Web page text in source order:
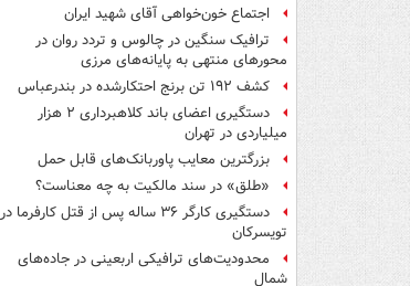
اجتماع خون‌خواهی آقای شهید ایران
ترافیک سنگین در چالوس و تردد روان در
محورهای منتهی به پایانه‌های مرزی
کشف ۱۹۲ تن برنج احتکارشده در بندرعباس
دستگیری اعضای باند کلاهبرداری ۲ هزار
میلیاردی در تهران
بزرگترین معایب پاوربانک‌های قابل حمل
«طلق» در سند مالکیت به چه معناست؟
دستگیری کارگر ۳۶ ساله پس از قتل کارفرما در
تویسرکان
محدودیت‌های ترافیکی اربعینی در جاده‌های
شمال‌